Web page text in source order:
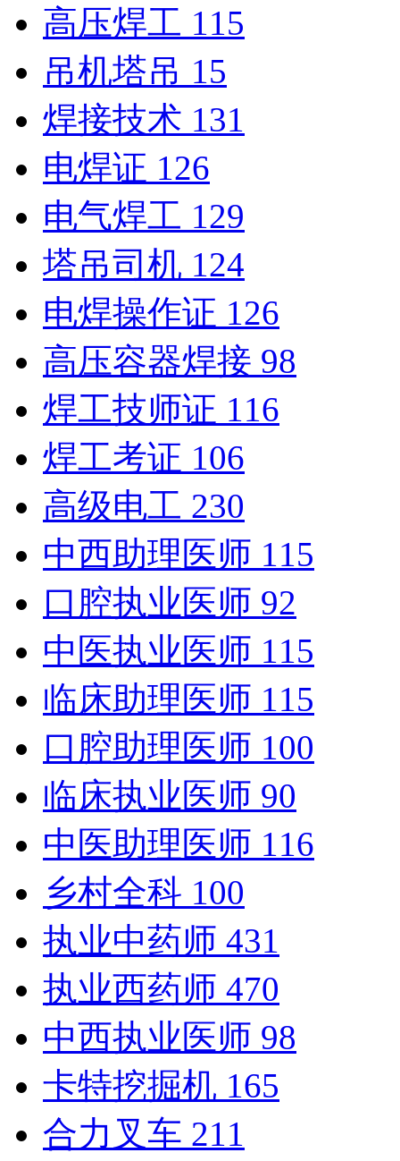
高压焊工 115
吊机塔吊 15
焊接技术 131
电焊证 126
电气焊工 129
塔吊司机 124
电焊操作证 126
高压容器焊接 98
焊工技师证 116
焊工考证 106
高级电工 230
中西助理医师 115
口腔执业医师 92
中医执业医师 115
临床助理医师 115
口腔助理医师 100
临床执业医师 90
中医助理医师 116
乡村全科 100
执业中药师 431
执业西药师 470
中西执业医师 98
卡特挖掘机 165
合力叉车 211